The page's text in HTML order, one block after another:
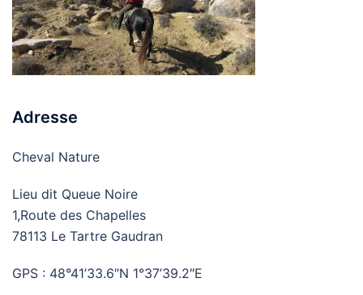
Adresse
Cheval Nature
Lieu dit Queue Noire
1,Route des Chapelles
78113 Le Tartre Gaudran
GPS : 48°41’33.6″N 1°37’39.2″E